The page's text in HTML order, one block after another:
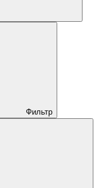
Фильтр